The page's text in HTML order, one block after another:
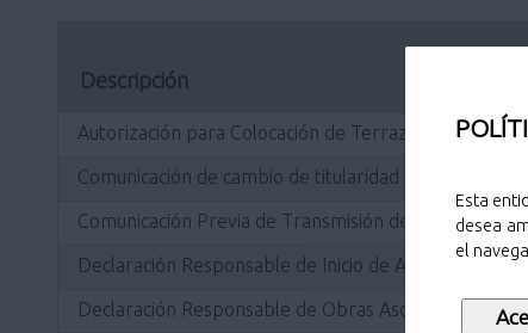
Esta
desea
el
Descripción
Autorización para Colocación de Terrazas en las Vía
Comunicación de cambio de titularidad para licencias
Comunicación Previa de Transmisión de Licencia
Declaración Responsable de Inicio de Actividad
Declaración Responsable de Obras Asociadas